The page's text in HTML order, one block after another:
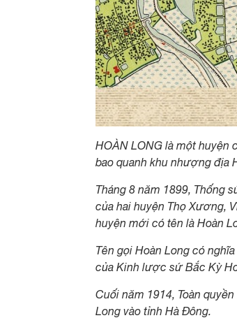
HOÀN LONG là một huyện
bao quanh khu nhượng địa
Tháng 8 năm 1899, Thống
của hai huyện Thọ Xương,
huyện mới có tên là Hoàn
Tên gọi Hoàn Long có
của Kinh lược sứ Bắc Kỳ
Cuối năm 1914, Toàn
Long vào tỉnh Hà Đông.